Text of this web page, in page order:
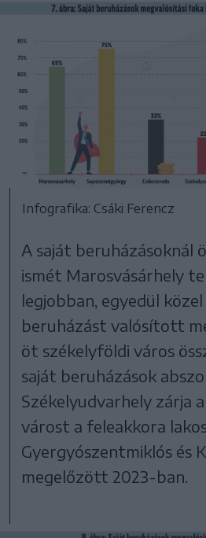
Infografika: Csáki Ferencz
A saját beruházásoknál
ismét Marosvásárhely
legjobban, egyedül
beruházást valósított
öt székelyföldi város
saját beruházások
Székelyudvarhely zárja
várost a feleakkora
Gyergyószentmiklós és
megelőzött 2023-ban.